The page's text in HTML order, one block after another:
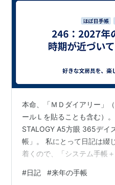
本命、「ＭＤダイアリー」
ールＬを貼ることも含む）
STALOGY A5方眼 365デイ
帳」。 私にとって日記は綴
着くので、「システム手帳
アリーも、ここ数年ご無沙
#日記 #来年の手帳